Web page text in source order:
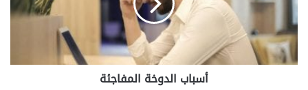
أسباب الدوخة المفاجئة